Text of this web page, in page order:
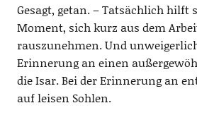
Gesagt, getan. – Tatsächlich hilft
Moment, sich kurz aus dem
rauszunehmen. Und
Erinnerung an einen
die Isar. Bei der Erinnerung an
auf leisen Sohlen.